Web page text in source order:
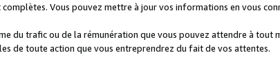
Vous pouvez mettre à jour vos informations en vous
du trafic ou de la rémunération que vous pouvez attendre à tout
de toute action que vous entreprendrez du fait de vos attentes.